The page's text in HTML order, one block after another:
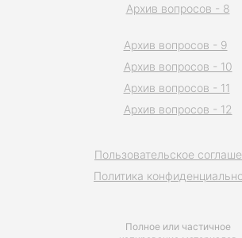
Полное или частичное
Пользовательское
Политика
Архив вопросов - 8
Архив вопросов - 9
Архив вопросов - 10
Архив вопросов - 11
Архив вопросов - 12